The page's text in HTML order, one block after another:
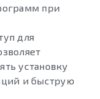
при
для
установку
и быструю